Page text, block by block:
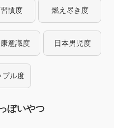
慣度 燃え尽き度
意識度 日本男児度
プル度
ぽいやつ